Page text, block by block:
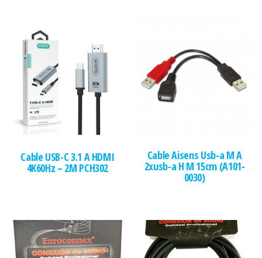
Cable USB-C 3.1 A HDMI
4K60Hz – 2M PCH302
Cable Aisens Usb-a M A
2xusb-a H M 15cm (A101-
0030)